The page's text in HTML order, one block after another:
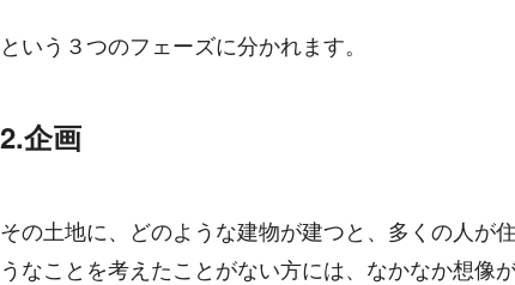
という３つのフェーズに分かれます。
2.企画
その土地に、どのような建物が建つと、多くの人が
うなことを考えたことがない方には、なかなか想